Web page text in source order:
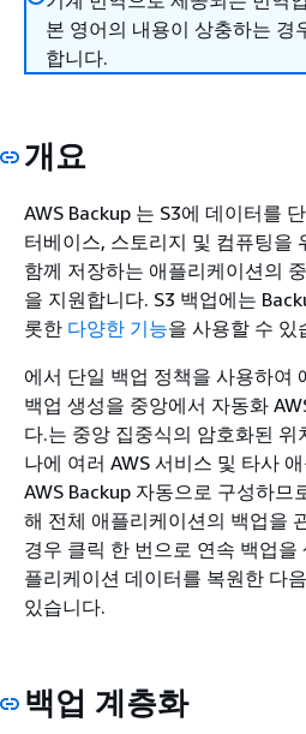
본 영어의 내용이 상충하는 경
합니다.
개요
AWS Backup 는 S3에 데이터를
터베이스, 스토리지 및 컴퓨팅을
함께 저장하는 애플리케이션의
을 지원합니다. S3 백업에는
롯한 다양한 기능을 사용할 수 있
에서 단일 백업 정책을 사용하여
백업 생성을 중앙에서 자동화
다.는 중앙 집중식의 암호화된 위
나에 여러 AWS 서비스 및 타사
AWS Backup 자동으로 구성하므
해 전체 애플리케이션의 백업을
경우 클릭 한 번으로 연속 백업을
플리케이션 데이터를 복원한 다
있습니다.
백업 계층화